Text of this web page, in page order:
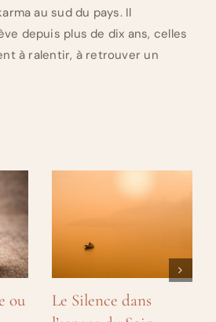
au sud du pays. Il
depuis plus de dix ans, celles
à ralentir, à retrouver un
ou
Le Silence dans